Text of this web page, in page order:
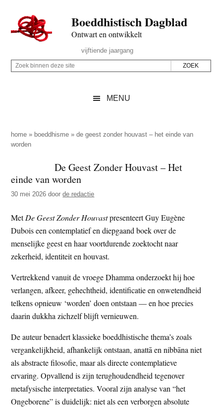
naar
de
inhoud
secondary
naar
de
sidebar
naar
de
Boeddhistisch Dagblad
Ontwart en ontwikkelt
Rechts
vijftiende jaargang
Z
p
d
z
e
i
t
e
Z
i
n
n
d
z
e
s
i
t
MENU
home » boeddhisme »de geest zonder houvast – het einde van
worden
De Geest Zonder Houvast – Het
einde van worden
30 mei 2026 doorde redactie
MetDe Geest Zonder Houvastpresenteert Guy Eugène
Dubois een contemplatief en diepgaand boek over de
menselijke geest en haar voortdurende zoektocht naar
zekerheid, identiteit en houvast.
Vertrekkend vanuit de vroege Dhamma onderzoekt hij hoe
verlangen, afkeer, gehechtheid, identificatie en onwetendheid
telkens opnieuw ‘worden’ doen ontstaan — en hoe precies
daarin dukkha zichzelf blijft vernieuwen.
De auteur benadert klassieke boeddhistische thema’s zoals
vergankelijkheid, afhankelijk ontstaan, anattā en nibbāna niet
als abstracte filosofie, maar als directe contemplatieve
ervaring. Opvallend is zijn terughoudendheid tegenover
metafysische interpretaties. Vooral zijn analyse van “het
Ongeborene” is duidelijk: niet als een verborgen absolute